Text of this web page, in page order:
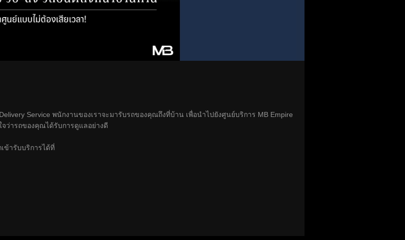
Service พนักงานของเราจะมารับรถของคุณถึงที่บ้าน เพื่อนำไปยังศูนย์บริการ MB Empire
ว่ารถของคุณได้รับการดูแลอย่างดี
ข้ารับบริการได้ที่